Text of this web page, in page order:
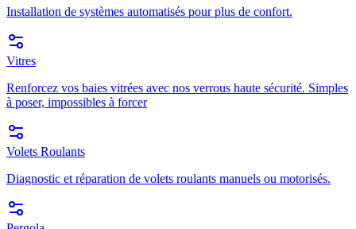
Installation de systèmes automatisés pour plus de confort.
Vitres
Renforcez vos baies vitrées avec nos verrous haute sécurité. Simples
à poser, impossibles à forcer
Volets Roulants
Diagnostic et réparation de volets roulants manuels ou motorisés.